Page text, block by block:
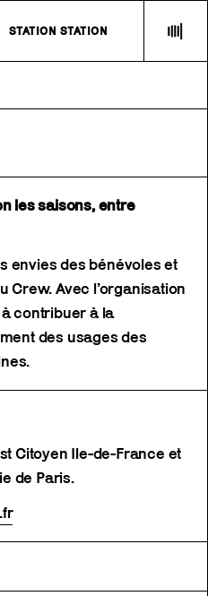
STATION STATION
les saisons, entre
envies des bénévoles et
Avec l’organisation
contribuer à la
des usages des
Citoyen Ile-de-France et
de Paris.